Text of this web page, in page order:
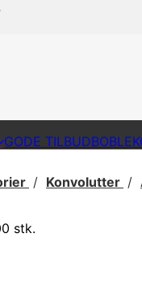
GODE TILBUD
Konvolutter